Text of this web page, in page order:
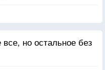
но остальное без